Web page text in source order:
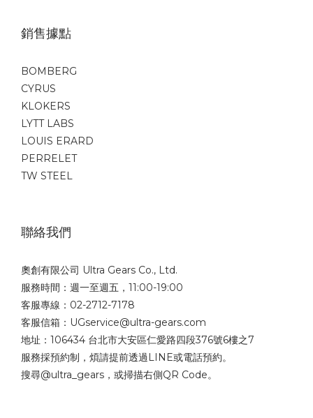
銷售據點
BOMBERG
CYRUS
KLOKERS
LYTT LABS
LOUIS ERARD
PERRELET
TW STEEL
聯絡我們
奧創有限公司 Ultra Gears Co., Ltd.
服務時間：週一至週五，11:00-19:00
客服專線：02-2712-7178
客服信箱：UGservice@ultra-gears.com
地址：106434 台北市大安區仁愛路四段376號6樓之7
服務採預約制，煩請提前透過LINE或電話預約。
搜尋@ultra_gears，或掃描右側QR Code。